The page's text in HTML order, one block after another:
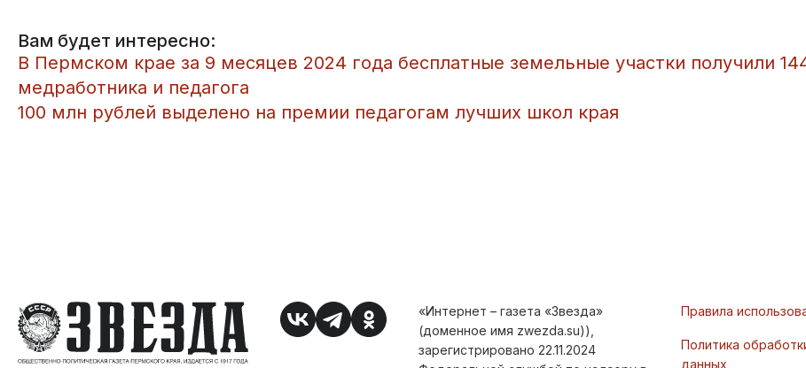
Вам будет интересно:
​В Пермском крае за 9 месяцев 2024 года бесплатные земельные участки получили
медработника и педагога
100 млн рублей выделено на премии педагогам лучших школ края
«Интернет – газета «Звезда»
(доменное имя zwezda.su)),
зарегистрировано 22.11.2024
Правила
Политика
данных